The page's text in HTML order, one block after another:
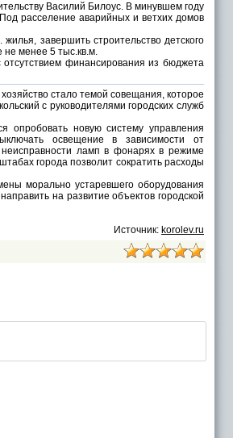
Василий Билоус. В минувшем году
расселение аварийных и ветхих домов
завершить строительство детского
не менее 5 тыс.кв.м.
финансирования из бюджета
стало темой совещания, которое
с руководителями городских служб
новую систему управления
освещение в зависимости от
неисправности ламп в фонарях в режиме
города позволит сократить расходы
морально устаревшего оборудования
на развитие объектов городской
Источник: korolev.ru